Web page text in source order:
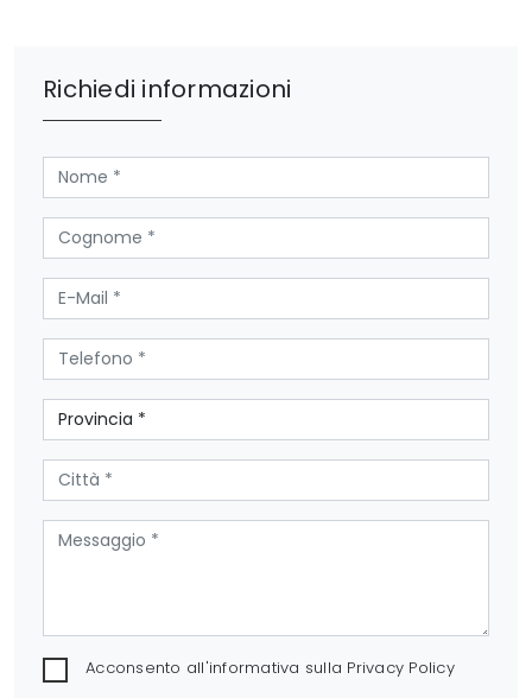
Richiedi informazioni
Acconsento all'informativa sulla Privacy Policy